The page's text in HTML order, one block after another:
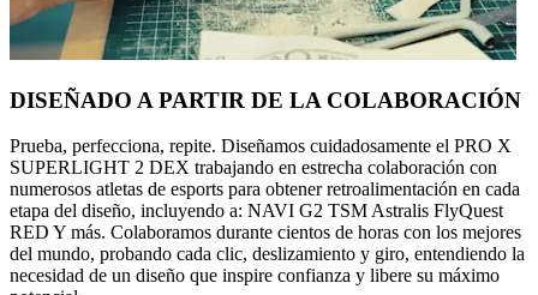
DISEÑADO A PARTIR DE LA COLABORACIÓN
Prueba, perfecciona, repite. Diseñamos cuidadosamente el PRO X
SUPERLIGHT 2 DEX trabajando en estrecha colaboración con
numerosos atletas de esports para obtener retroalimentación en cada
etapa del diseño, incluyendo a: NAVI G2 TSM Astralis FlyQuest
RED Y más. Colaboramos durante cientos de horas con los mejores
del mundo, probando cada clic, deslizamiento y giro, entendiendo la
necesidad de un diseño que inspire confianza y libere su máximo